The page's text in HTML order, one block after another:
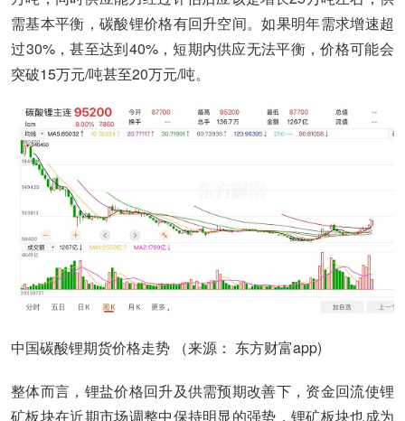
需基本平衡，碳酸锂价格有回升空间。如果明年需求增速超
过30%，甚至达到40%，短期内供应无法平衡，价格可能会
突破15万元/吨甚至20万元/吨。
中国碳酸锂期货价格走势 （来源： 东方财富app)
整体而言，锂盐价格回升及供需预期改善下，资金回流使锂
矿板块在近期市场调整中保持明显的强势，锂矿板块也成为